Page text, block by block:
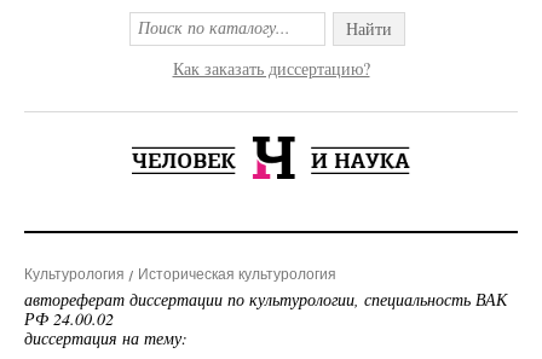
Найти
Как заказать диссертацию?
Культурология Историческая культурология
автореферат диссертации по культурологии, специальность ВАК
РФ 24.00.02
диссертация на тему: